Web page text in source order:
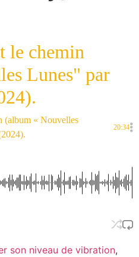
le chemin
Lunes" par
(album « Nouvelles
20:34
son niveau de vibration,